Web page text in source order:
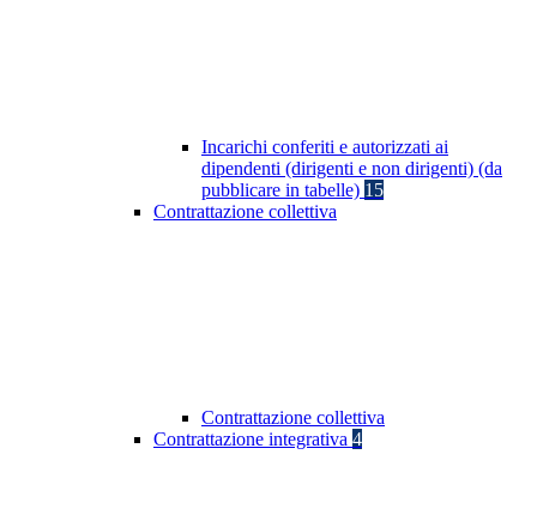
Incarichi conferiti e autorizzati ai
dipendenti (dirigenti e non dirigenti) (da
pubblicare in tabelle) 15
Contrattazione collettiva
Contrattazione collettiva
Contrattazione integrativa 4